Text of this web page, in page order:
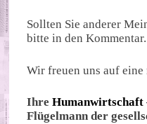
Sollten Sie anderer
bitte in den Kommentar.
Wir freuen uns auf eine
IhreHumanwirtschaft
Flügelmann der